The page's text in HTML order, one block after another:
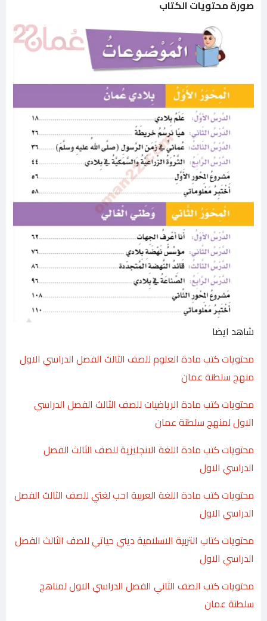
صورة محتويات الكتاب
شاهد ايضا
محتويات كتب مادة العلوم للصف الثالث الفصل الدراسي الاول
منهج سلطنة عمان
محتويات كتب مادة الرياضيات للصف الثالث الفصل الدراسي
الاول لمنهج سلطنة عمان
محتويات كتب مادة اللغة الانجليزية للصف الثالث الفصل
الدراسي الاول
محتويات كتب مادة اللغة العربية احب لغتي للصف الثالث الفصل
الدراسي الاول
محتويات كتاب التربية الاسلامية ديني حياتي للصف الثالث الفصل
الدراسي الاول
محتويات كتب الصف الثاني الفصل الدراسي الاول لمناهج
سلطنة عمان